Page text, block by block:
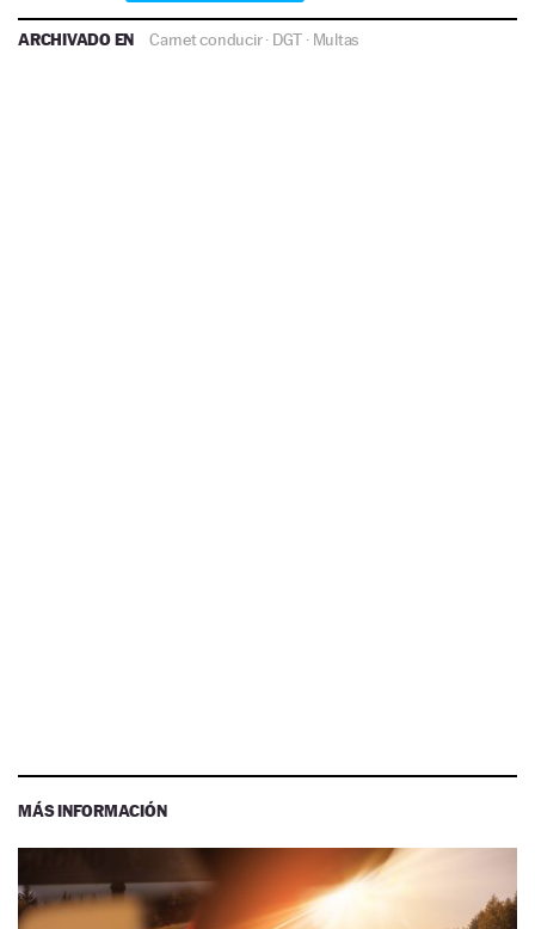
ARCHIVADO EN Carnet conducir· DGT · Multas
MÁS INFORMACIÓN